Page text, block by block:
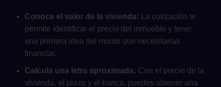
Conoce el valor de la vivienda: La cotización te
permite identificar el precio del inmueble y tener
una primera idea del monto que necesitarías
financiar.
Calcula una letra aproximada: Con el precio de la
vivienda, el plazo y el banco, puedes obtener una